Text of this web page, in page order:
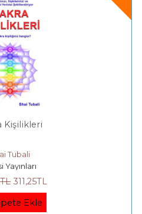
Kişilikleri
Tubali
Yayınları
TL 311,25TL
Ekle